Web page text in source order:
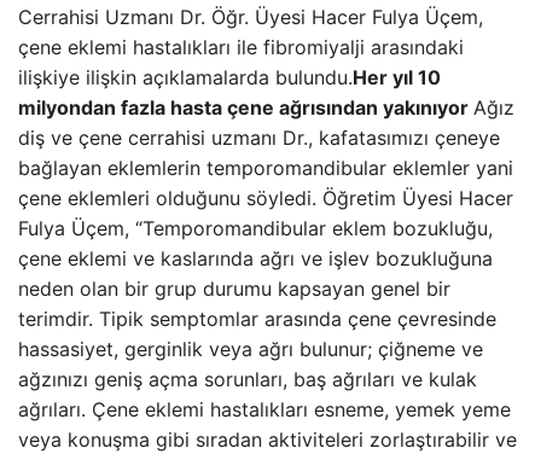
Cerrahisi Uzmanı Dr. Öğr. Üyesi Hacer Fulya Üçem,
çene eklemi hastalıkları ile fibromiyalji arasındaki
ilişkiye ilişkin açıklamalarda bulundu.Her yıl 10
milyondan fazla hasta çene ağrısından yakınıyor Ağız
diş ve çene cerrahisi uzmanı Dr., kafatasımızı çeneye
bağlayan eklemlerin temporomandibular eklemler yani
çene eklemleri olduğunu söyledi. Öğretim Üyesi Hacer
Fulya Üçem, “Temporomandibular eklem bozukluğu,
çene eklemi ve kaslarında ağrı ve işlev bozukluğuna
neden olan bir grup durumu kapsayan genel bir
terimdir. Tipik semptomlar arasında çene çevresinde
hassasiyet, gerginlik veya ağrı bulunur; çiğneme ve
ağzınızı geniş açma sorunları, baş ağrıları ve kulak
ağrıları. Çene eklemi hastalıkları esneme, yemek yeme
veya konuşma gibi sıradan aktiviteleri zorlaştırabilir ve